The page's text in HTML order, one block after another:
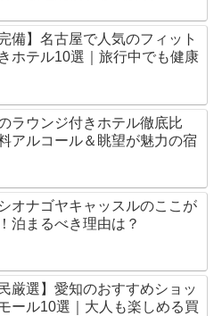
完備】名古屋で人気のフィット
ホテル10選｜旅行中でも健康
ラウンジ付きホテル徹底比
アルコール＆眺望が魅力の宿
オナゴヤキャッスルのここが
泊まるべき理由は？
民厳選】愛知のおすすめショッ
ール10選｜大人も楽しめる買